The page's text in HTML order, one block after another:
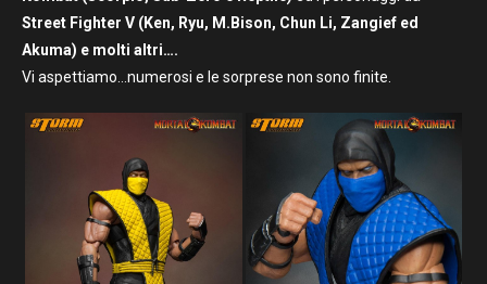
Street Fighter V (Ken, Ryu, M.Bison, Chun Li, Zangief ed
Akuma) e molti altri….
Vi aspettiamo…numerosi e le sorprese non sono finite.